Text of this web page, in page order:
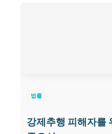
법률
강제추행 피해자를